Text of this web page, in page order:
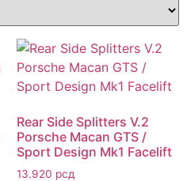
Rear Side Splitters V.2
Porsche Macan GTS /
Sport Design Mk1 Facelift
13.920 рсд